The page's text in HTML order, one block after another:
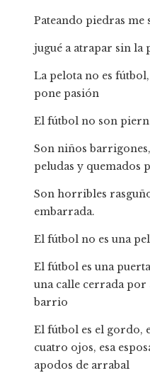
Pateando piedras me
jugué a atrapar sin la
La pelota no es
pone pasión
El fútbol no son
Son niños
peludas y quemados
Son horribles
embarrada.
El fútbol no es una
El fútbol es una
una calle cerrada por
barrio
El fútbol es el gordo,
cuatro ojos, esa
apodos de arrabal